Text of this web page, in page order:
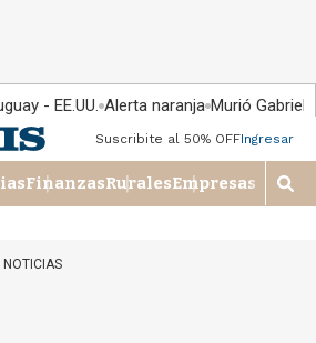
- EE.UU. Alerta naranja Murió Gabriel
Suscribite al 50% OFFIngresar
FinanzasRuralesEmpresas
M
o
NOTICIAS